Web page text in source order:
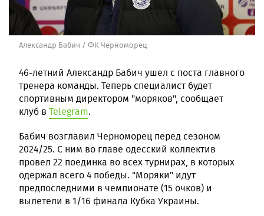
Александр Бабич / ФК Черноморец
46-летний Александр Бабич ушел с поста главного
тренера команды. Теперь специалист будет
спортивным директором "моряков", сообщает
клуб в Telegram.
Бабич возглавил Черноморец перед сезоном
2024/25. С ним во главе одесский коллектив
провел 22 поединка во всех турнирах, в которых
одержал всего 4 победы. "Моряки" идут
предпоследними в чемпионате (15 очков) и
вылетели в 1/16 финала Кубка Украины.